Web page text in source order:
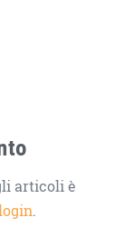
articoli è
.